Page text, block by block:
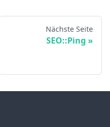
Nächste Seite
SEO::Ping